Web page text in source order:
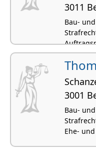
3011
Bau-
3001
Bau-
Ehe-